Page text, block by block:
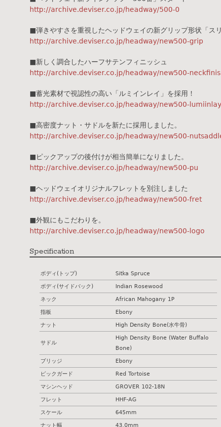
http://archive.deviser.co.jp/headway/500-0
■弾きやすさを重視したヘッドウェイの新グリップ形状「ス
http://archive.deviser.co.jp/headway/new500-grip
■新しく調合したハーフサテンフィニッシュ
http://archive.deviser.co.jp/headway/new500-
■蓄光素材で視認性の高い「ルミインレイ」を採用！
http://archive.deviser.co.jp/headway/new500-lumiinlay
■高密度ナット・サドルを新たに採用しました。
http://archive.deviser.co.jp/headway/new500-
■ピックアップの後付けが相当簡単になりました。
http://archive.deviser.co.jp/headway/new500-pu
■ヘッドウェイオリジナルフレットを別注しました
http://archive.deviser.co.jp/headway/new500-fret
■外観にもこだわりを。
http://archive.deviser.co.jp/headway/new500-logo
Specification
ボディ(トップ)
Sitka Spruce
ボディ(サイドバック)
Indian Rosewood
ネック
African Mahogany 1P
指板
Ebony
ナット
High Density Bone(水牛骨)
サドル
High Density Bone (Water Buffalo
Bone)
ブリッジ
Ebony
ピックガード
Red Tortoise
マシンヘッド
GROVER 102-18N
フレット
HHF-AG
スケール
645mm
ナット幅
43.0mm